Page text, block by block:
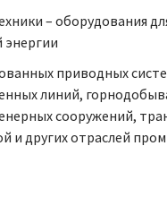
– оборудования
энергии
приводных
линий,
сооружений,
и других отраслей